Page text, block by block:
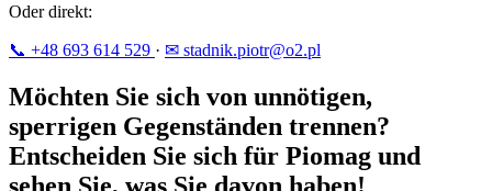
Oder direkt:
📞 +48 693 614 529 · ✉ stadnik.piotr@o2.pl
Möchten Sie sich von unnötigen,
sperrigen Gegenständen trennen?
Entscheiden Sie sich für Piomag und
sehen Sie, was Sie davon haben!